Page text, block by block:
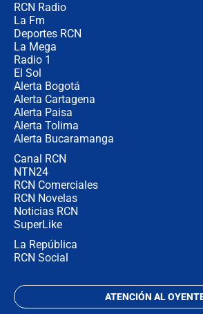
RCN Radio
La Fm
Deportes RCN
La Mega
Radio 1
El Sol
Alerta Bogotá
Alerta Cartagena
Alerta Paisa
Alerta Tolima
Alerta Bucaramanga
Canal RCN
NTN24
RCN Comerciales
RCN Novelas
Noticias RCN
SuperLike
La República
RCN Social
ATENCIÓN AL